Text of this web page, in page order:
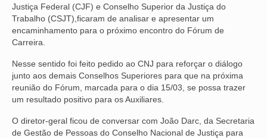
ACESSIBILIDADE E INCLUSÃO
LGBTQIA+
OFICIAIS DE JUSTIÇA
SAÚDE
SOLIDARIEDADE
Justiça Federal (CJF) e Conselho Superior da Justiça do
Trabalho (CSJT),ficaram de analisar e apresentar um
encaminhamento para o próximo encontro do Fórum de
Carreira.
Nesse sentido foi feito pedido ao CNJ para reforçar o diálogo
junto aos demais Conselhos Superiores para que na próxima
reunião do Fórum, marcada para o dia 15/03, se possa trazer
um resultado positivo para os Auxiliares.
O diretor-geral ficou de conversar com João Darc, da Secretaria
de Gestão de Pessoas do Conselho Nacional de Justiça para